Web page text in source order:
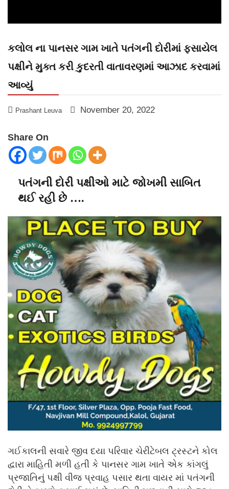
કલોલ ના પાનસર ગામ ખાતે પતંગની દોરીમાં ફસાયેલ
પક્ષીને મુક્ત કરી કુદરતી વાતાવરણમાં આઝાદ કરવામાં
આવ્યું
Prashant Leuva November 20, 2022
Share On
પતંગની દોરી પક્ષીઓ માટે જોખમી સાબિત
થઈ રહી છે ….
ગઈકાલની સવારે જીવ દયા પરિવાર ચેરીટેબલ ટ્રસ્ટને કોલ
દ્વારા માહિતી મળી હતી કે પાનસર ગામ ખાતે એક કાંગલું
પ્રજાતિનું પક્ષી વીજ પ્રવાહ પસાર થતા વાયર માં પતંગની